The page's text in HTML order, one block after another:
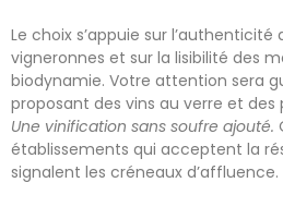
Le choix s’appuie sur l’authenticité
vigneronnes et sur la lisibilité des
biodynamie. Votre attention sera
proposant des vins au verre et
Une vinification sans soufre ajouté.
établissements qui acceptent la
signalent les créneaux d’affluence.